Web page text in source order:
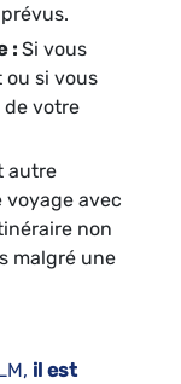
: Si vous
ou si vous
de votre
autre
avec
non
malgré une
il est